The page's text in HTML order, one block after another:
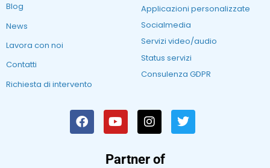
Blog
News
Lavora con noi
Contatti
Richiesta di intervento
Applicazioni personalizzate
Socialmedia
Servizi video/audio
Status servizi
Consulenza GDPR
Partner of